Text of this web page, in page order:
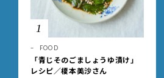
1
FOOD
「青じそのごましょうゆ漬け」
レシピ／榎本美沙さん